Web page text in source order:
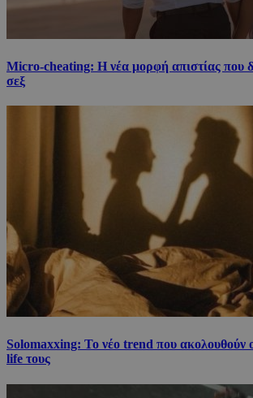
Micro-cheating: Η νέα μορφή απιστίας που
σεξ
Solomaxxing: Το νέο trend που ακολουθούν
life τους